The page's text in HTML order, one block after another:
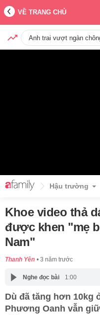
VỀ TRANG CHỦ
Anh trai vượt ngàn
Hậu trường
Khoe video thả
được khen "mẹ
Nam"
Thanh Yên 3 năm trước
Nghe đọc bài 1:00
Dù đã tăng hơn 10kg
Phương Oanh vẫn